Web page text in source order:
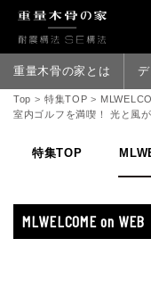
重量木骨の家とは
Top > 特集TOP >
室内ゴルフを満喫！ 光と風
特集TOP
MLWELCOME on WEB